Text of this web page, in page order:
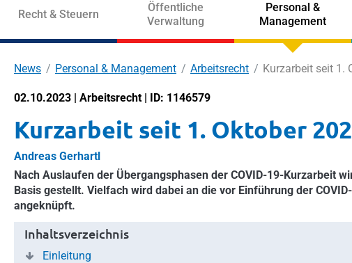
In Seminaren suchen
Recht & Steuern
Öffentliche
Verwaltung
Personal &
Management
News Personal & Management Arbeitsrecht Kurzarbeit seit 1.
02.10.2023 | Arbeitsrecht | ID: 1146579
Kurzarbeit seit 1. Oktober
Andreas Gerhartl
Nach Auslaufen der Übergangsphasen der COVID-19-Kurzarbeit
Basis gestellt. Vielfach wird dabei an die vor Einführung der
angeknüpft.
Inhaltsverzeichnis
Einleitung